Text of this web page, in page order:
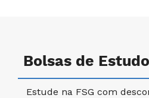
Bolsas de
Estude na FSG com